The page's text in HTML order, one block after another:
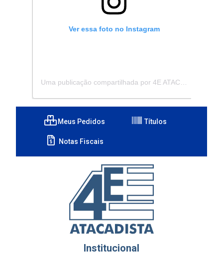
Ver essa foto no Instagram
Meus Pedidos Títulos
Notas Fiscais
Institucional